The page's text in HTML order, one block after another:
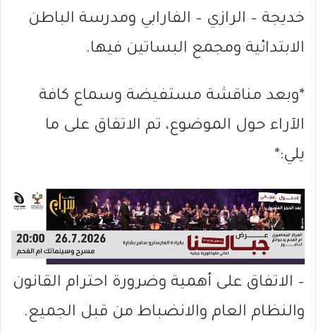
خديجة – الرازي – الفارابي ومدرسة الباطن
الابتدائية ومجمع البساتين فيها.
*وبعد مناقشة مستفيضة وسماع كافة
الآراء حول الموضوع، تم الاتفاق على ما
يلي:*
– الاتفاق على أهمية وضرورة احترام القانون
والنظام العام والانضباط من قبل الجميع.